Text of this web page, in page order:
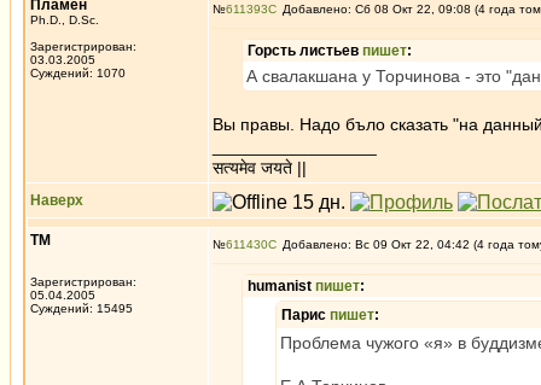
Пламен
Ph.D., D.Sc.
Зарегистрирован:
03.03.2005
Суждений: 1070
№611393 Добавлено: Сб 08 Окт 22, 09:08 (4 года
Горсть листьев пишет:
А свалакшана у Торчинова - это
Вы правы. Надо бъло сказать "на
सत्यमेव जयते ||
Наверх
ТМ
Зарегистрирован:
05.04.2005
Суждений: 15495
№611430 Добавлено: Вс 09 Окт 22, 04:42 (4 года
humanist пишет:
Парис пишет:
Проблема чужого «я» в